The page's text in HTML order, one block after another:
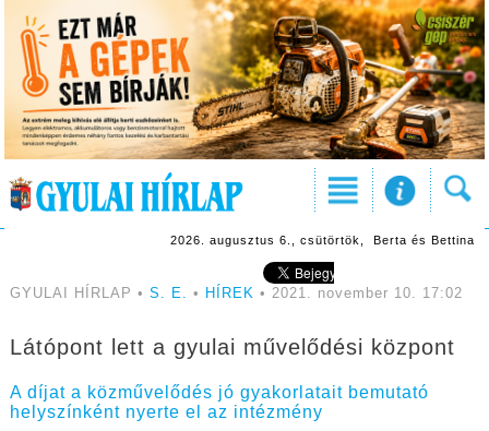
2026. augusztus 6., csütörtök, Berta és Bettina
GYULAI HÍRLAP • S. E. • HÍREK • 2021. november 10. 17:02
Látópont lett a gyulai művelődési központ
A díjat a közművelődés jó gyakorlatait bemutató
helyszínként nyerte el az intézmény